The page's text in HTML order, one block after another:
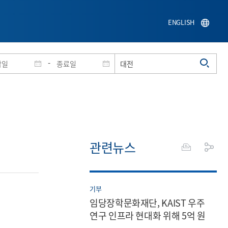
-
ENGLISH
관련뉴스
기부
임당장학문화재단, KAIST 우주
연구 인프라 현대화 위해 5억 원